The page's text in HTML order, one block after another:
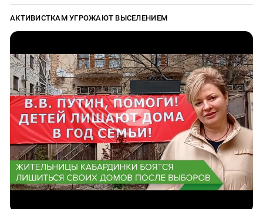
АКТИВИСТКАМ УГРОЖАЮТ ВЫСЕЛЕНИЕМ